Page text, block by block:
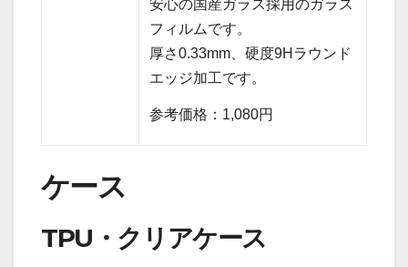
安心の国産ガラス採用のガラス
フィルムです。
厚さ0.33mm、硬度9Hラウンド
エッジ加工です。
参考価格：1,080円
ケース
TPU・クリアケース